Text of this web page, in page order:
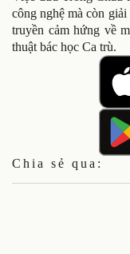
công nghệ mà còn
truyền cảm hứng về
thuật bác học Ca trù.
Chia sẻ qua: